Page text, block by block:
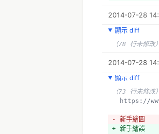
  建物高度
+ 蘋果日報新聞
+ https://
+ 臺北公車路線
+ https://
+ 無文字版的地
+ http://
+
（11 行未修改）
+ https://
+ https://
+ 道路設置路障
（2 行未修改）
  村里界標示
+ 以都市計劃編
+ https://
2014-07-28
顯示 diff
（78 行未修改）
2014-07-28
顯示 diff
（73 行未修改）
- 新手繪圖
+ 新手繪誤